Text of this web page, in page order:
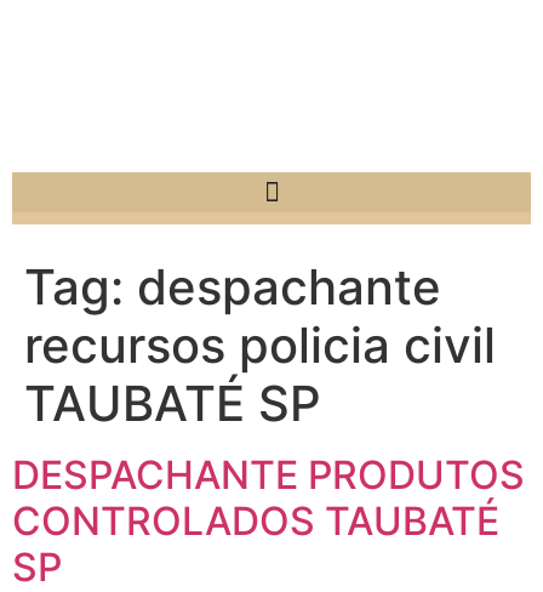
Tag: despachante
recursos policia civil
TAUBATÉ SP
DESPACHANTE PRODUTOS
CONTROLADOS TAUBATÉ
SP